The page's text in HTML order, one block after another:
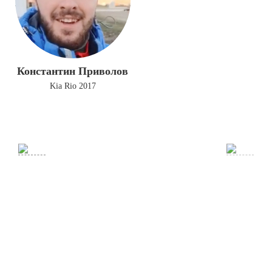
Константин Приволов
Kia Rio 2017